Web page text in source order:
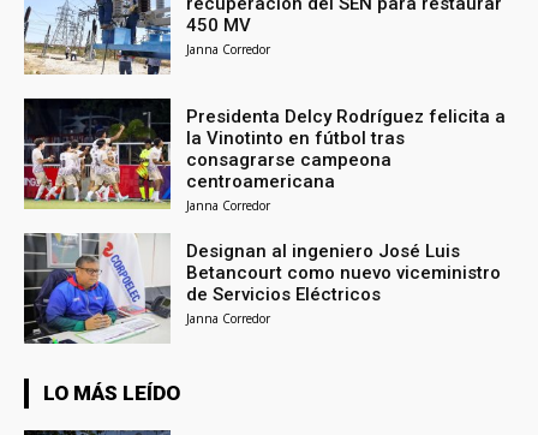
450 MV
Janna Corredor
Presidenta Delcy Rodríguez felicita a
la Vinotinto en fútbol tras
consagrarse campeona
centroamericana
Janna Corredor
Designan al ingeniero José Luis
Betancourt como nuevo viceministro
de Servicios Eléctricos
Janna Corredor
LO MÁS LEÍDO